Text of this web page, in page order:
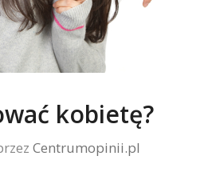
kobietę?
Centrumopinii.pl